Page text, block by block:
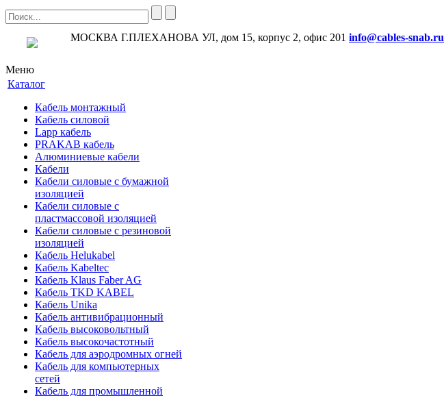
МОСКВА Г.ПЛЕХАНОВА УЛ, дом 15, корпус 2, офис 201 info@cables-snab.ru
Меню
Каталог
Кабель монтажный
Кабель силовой
Lapp кабель
PRAKAB кабель
Алюминиевые кабели
Кабели
Кабели силовые с бумажной
изоляцией
Кабели силовые с
пластмассовой изоляцией
Кабели силовые с резиновой
изоляцией
Кабель Helukabel
Кабель Kabeltec
Кабель Klaus Faber AG
Кабель TKD KABEL
Кабель Unika
Кабель антивибрационный
Кабель высоковольтный
Кабель высокочастотный
Кабель для аэродромных огней
Кабель для компьютерных
сетей
Кабель для промышленной